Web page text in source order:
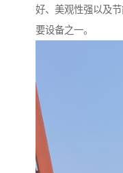
好、美观性强以及
要设备之一。